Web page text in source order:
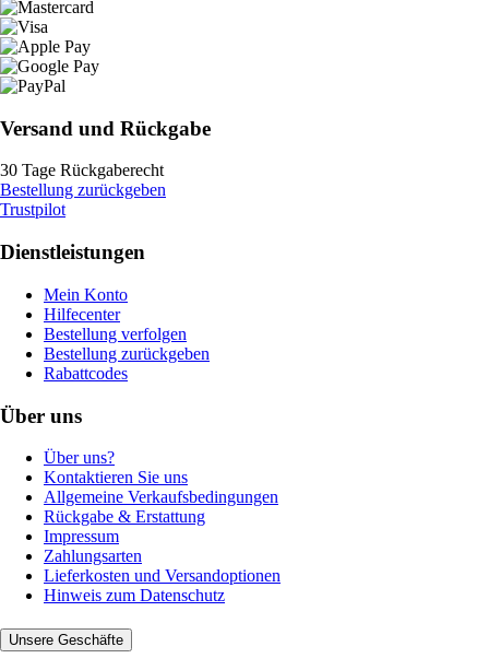
Versand und Rückgabe
30 Tage Rückgaberecht
Bestellung zurückgeben
Trustpilot
Dienstleistungen
Mein Konto
Hilfecenter
Bestellung verfolgen
Bestellung zurückgeben
Rabattcodes
Über uns
Über uns?
Kontaktieren Sie uns
Allgemeine Verkaufsbedingungen
Rückgabe & Erstattung
Impressum
Zahlungsarten
Lieferkosten und Versandoptionen
Hinweis zum Datenschutz
Unsere Geschäfte